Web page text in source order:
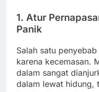
1. Atur
Panik
Salah satu
karena kecemasan.
dalam sangat
dalam lewat hidung,